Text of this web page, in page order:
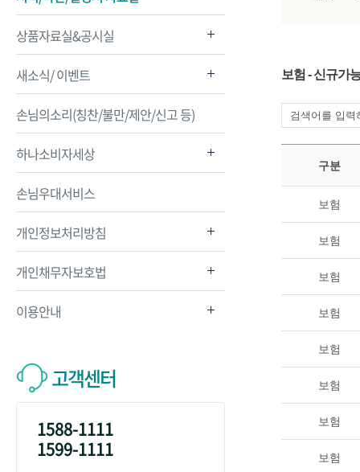
상품자료실&공시실
새소식/ 이벤트
손님의소리(칭찬/불만/제안/신고 등)
하나소비자세상
손님우대서비스
개인정보처리방침
개인채무자보호법
이용안내
고객센터
1588-1111
1599-1111
보험 - 신규가
구분
보험
보험
보험
보험
보험
보험
보험
보험